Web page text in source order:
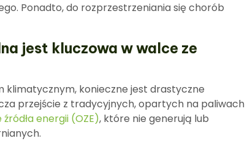
Ponadto, do rozprzestrzeniania się chorób
jest kluczowa w walce ze
klimatycznym, konieczne jest drastyczne
przejście z tradycyjnych, opartych na paliwach
energii (OZE), które nie generują lub